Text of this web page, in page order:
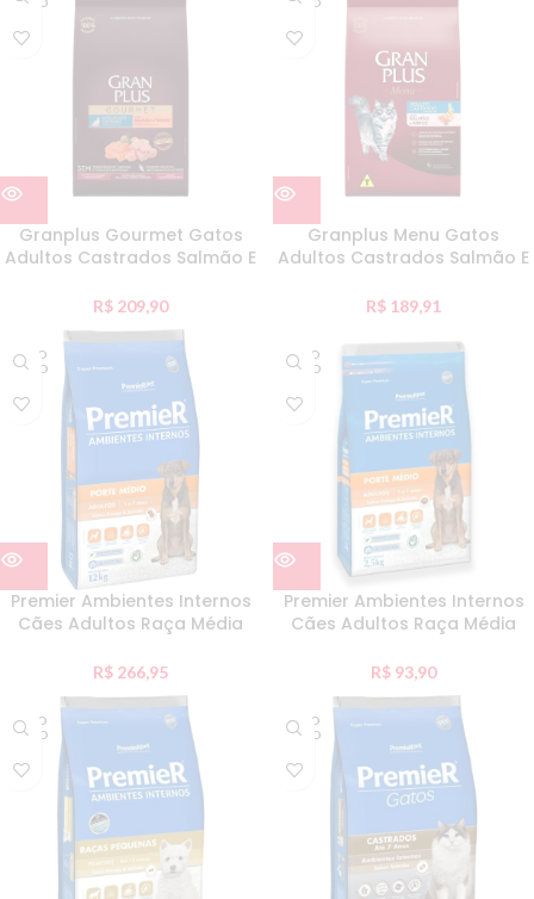
Granplus Gourmet Gatos
Adultos Castrados Salmão E
R$ 209,90
Granplus Menu Gatos
Adultos Castrados Salmão E
R$ 189,91
ESGO
TADO
Premier Ambientes Internos
Cães Adultos Raça Média
R$ 266,95
ESGO
TADO
Premier Ambientes Internos
Cães Adultos Raça Média
R$ 93,90
ESGO
TADO
ESGO
TADO